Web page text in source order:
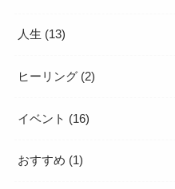
人生 (13)
ヒーリング (2)
イベント (16)
おすすめ (1)